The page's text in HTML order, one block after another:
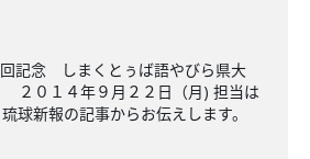
記念 しまくとぅば語やびら県大
０１４年９月２２日（月) 担当は
球新報の記事からお伝えします。